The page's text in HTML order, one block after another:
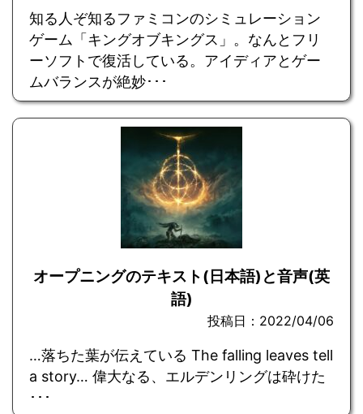
知る人ぞ知るファミコンのシミュレーション
ゲーム「キングオブキングス」。なんとフリ
ーソフトで復活している。アイディアとゲー
ムバランスが絶妙･･･
オープニングのテキスト(日本語)と音声(英
語)
投稿日：2022/04/06
…落ちた葉が伝えている The falling leaves tell
a story… 偉大なる、エルデンリングは砕けた
･･･